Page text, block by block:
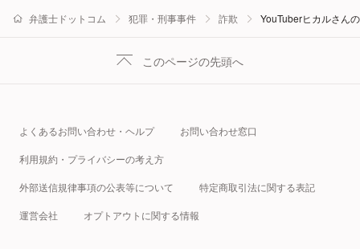
弁護士ドットコム 犯罪・刑事事件 詐欺 YouTuberヒカルさん
このページの先頭へ
よくあるお問い合わせ・ヘルプ お問い合わせ窓口
利用規約・プライバシーの考え方
外部送信規律事項の公表等について 特定商取引法に関する表記
運営会社 オプトアウトに関する情報